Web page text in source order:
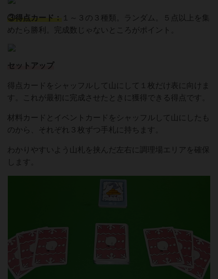
③得点カード：
１～３の３種類。ランダム。５点以上を集
めたら勝利。完成数じゃないところがポイント。
セットアップ
得点カードをシャッフルして山にして１枚だけ表に向けま
す。これが最初に完成させたときに獲得できる得点です。
材料カードとイベントカードをシャッフルして山にしたも
のから、それぞれ３枚ずつ手札に持ちます。
わかりやすいよう山札を挟んだ左右に調理場エリアを確保
します。